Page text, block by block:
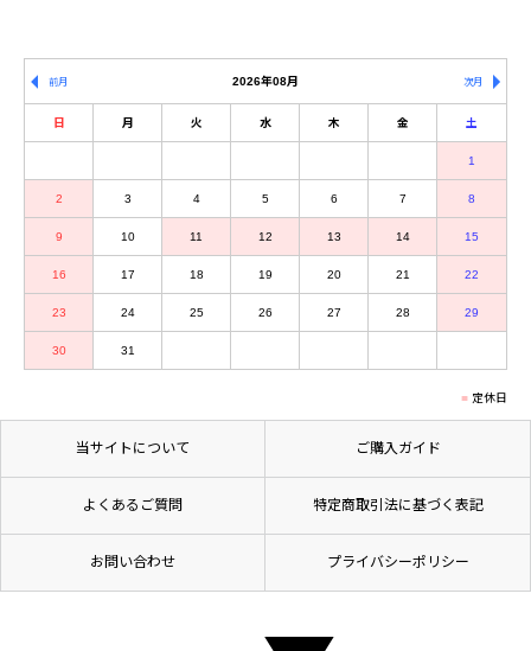
2026年08月
前月 次月
日 月 火 水 木 金 土
1
2 3 4 5 6 7 8
9 10 11 12 13 14 15
16 17 18 19 20 21 22
23 24 25 26 27 28 29
30 31
定休日
当サイトについて ご購入ガイド
よくあるご質問 特定商取引法に基づく表記
お問い合わせ プライバシーポリシー